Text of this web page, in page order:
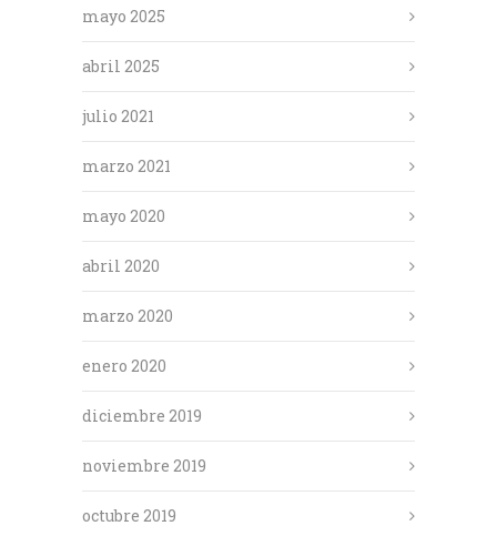
mayo 2025
abril 2025
julio 2021
marzo 2021
mayo 2020
abril 2020
marzo 2020
enero 2020
diciembre 2019
noviembre 2019
octubre 2019